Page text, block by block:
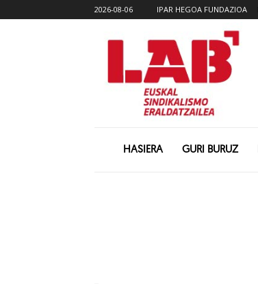
2026-08-06 IPAR HEGOA FUNDAZIOA
HASIERA GURI BURUZ